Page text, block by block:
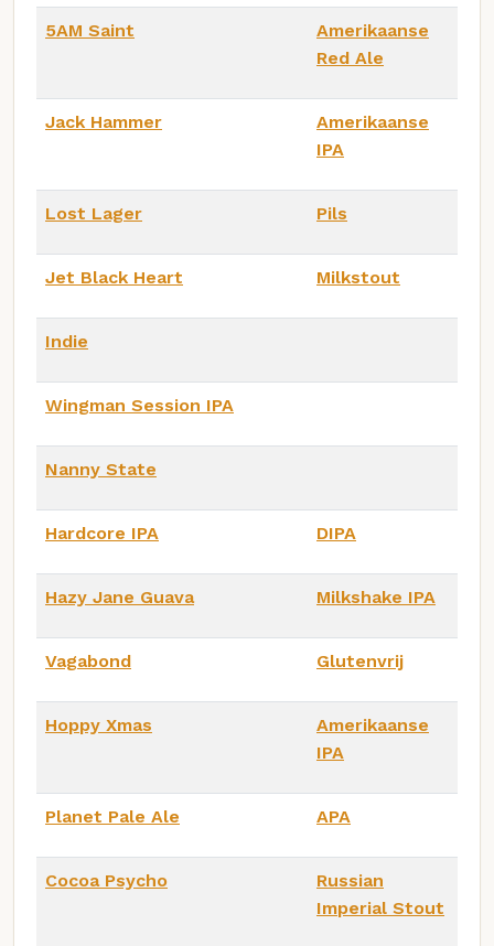
5AM Saint
Amerikaanse
Red Ale
Jack Hammer
Amerikaanse
IPA
Lost Lager Pils
Jet Black Heart Milkstout
Indie
Wingman Session IPA
Nanny State
Hardcore IPA DIPA
Hazy Jane Guava Milkshake IPA
Vagabond Glutenvrij
Hoppy Xmas
Amerikaanse
IPA
Planet Pale Ale APA
Cocoa Psycho
Russian
Imperial Stout